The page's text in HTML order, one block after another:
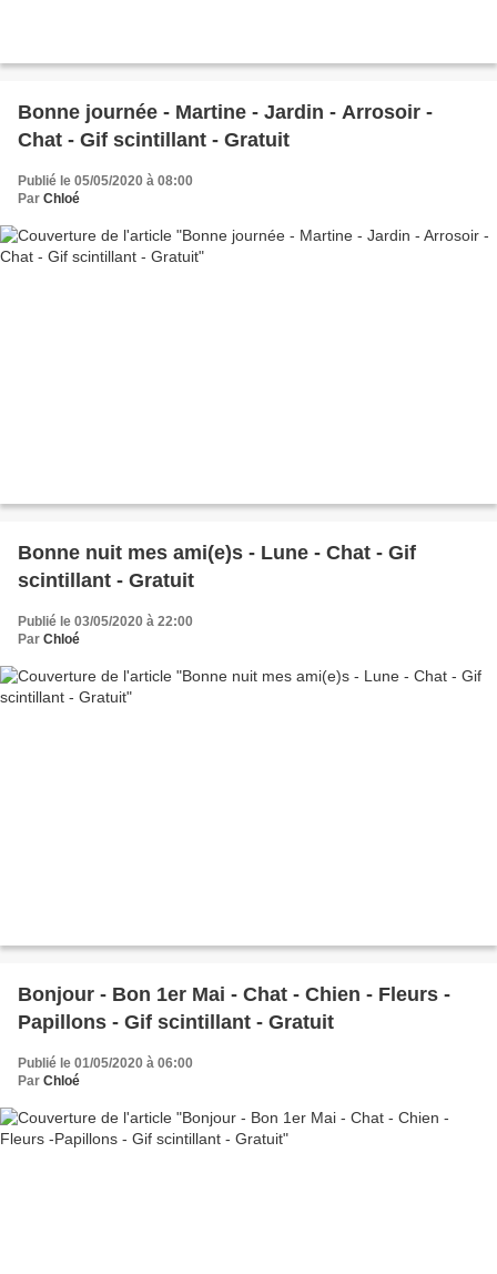
Bonne journée - Martine - Jardin - Arrosoir -
Chat - Gif scintillant - Gratuit
Publié le 05/05/2020 à 08:00
Par Chloé
Bonne nuit mes ami(e)s - Lune - Chat - Gif
scintillant - Gratuit
Publié le 03/05/2020 à 22:00
Par Chloé
Bonjour - Bon 1er Mai - Chat - Chien - Fleurs -
Papillons - Gif scintillant - Gratuit
Publié le 01/05/2020 à 06:00
Par Chloé